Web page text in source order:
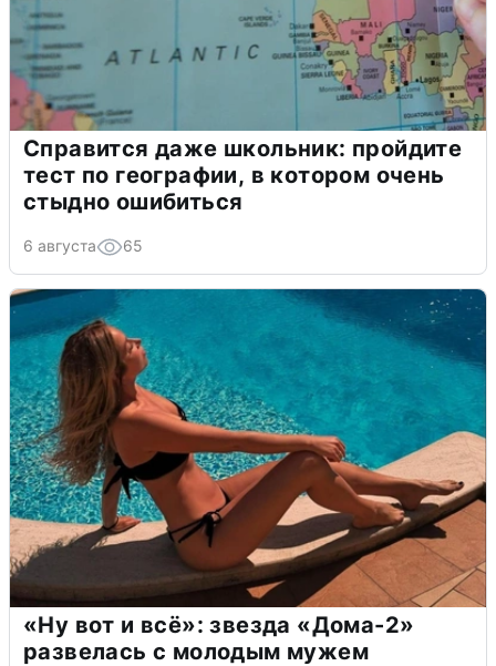
Справится даже школьник: пройдите
тест по географии, в котором очень
стыдно ошибиться
6 августа 65
«Ну вот и всё»: звезда «Дома-2»
развелась с молодым мужем